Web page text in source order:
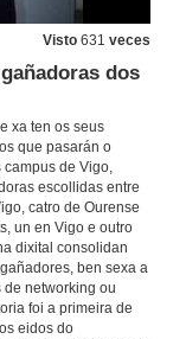
Visto 631 veces
dos
xa ten os seus
que pasarán o
de Vigo,
escollidas entre
catro de Ourense
un en Vigo e outro
dixital consolidan
ben sexa a
networking ou
foi a primeira de
eidos do